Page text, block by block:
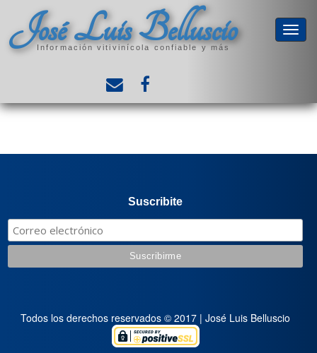
José Luis Belluscio
Información vitivinícola confiable y más
Suscribite
Todos los derechos reservados © 2017 | José Luis Belluscio